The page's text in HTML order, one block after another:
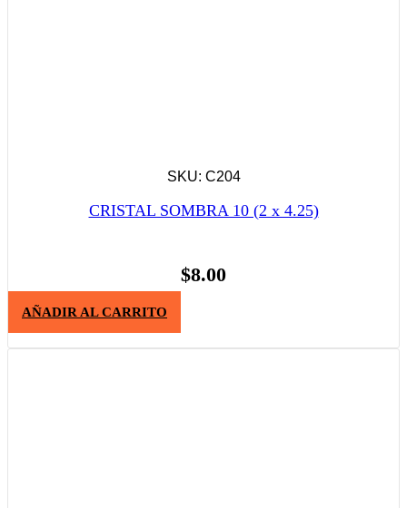
SKU: C204
CRISTAL SOMBRA 10 (2 x 4.25)
$8.00
AÑADIR AL CARRITO